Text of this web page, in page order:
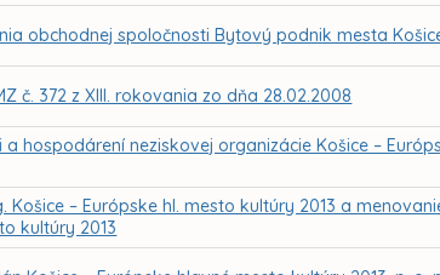
obchodnej spoločnosti Bytový podnik mesta
č. 372 z XIII. rokovania zo dňa 28.02.2008
hospodárení neziskovej organizácie Košice –
Košice – Európske hl. mesto kultúry 2013 a
kultúry 2013